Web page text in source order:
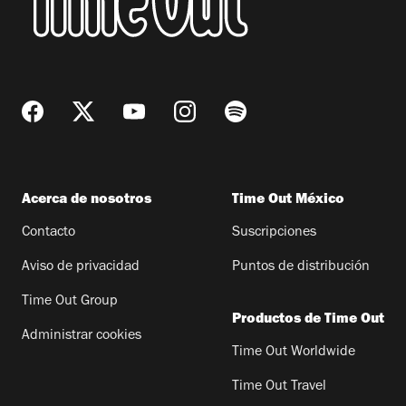
Acerca de nosotros
Contacto
Aviso de privacidad
Time Out Group
Administrar cookies
Time Out México
Suscripciones
Puntos de distribución
Productos de Time Out
Time Out Worldwide
Time Out Travel